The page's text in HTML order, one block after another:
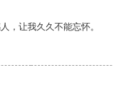
，让我久久不能忘怀。